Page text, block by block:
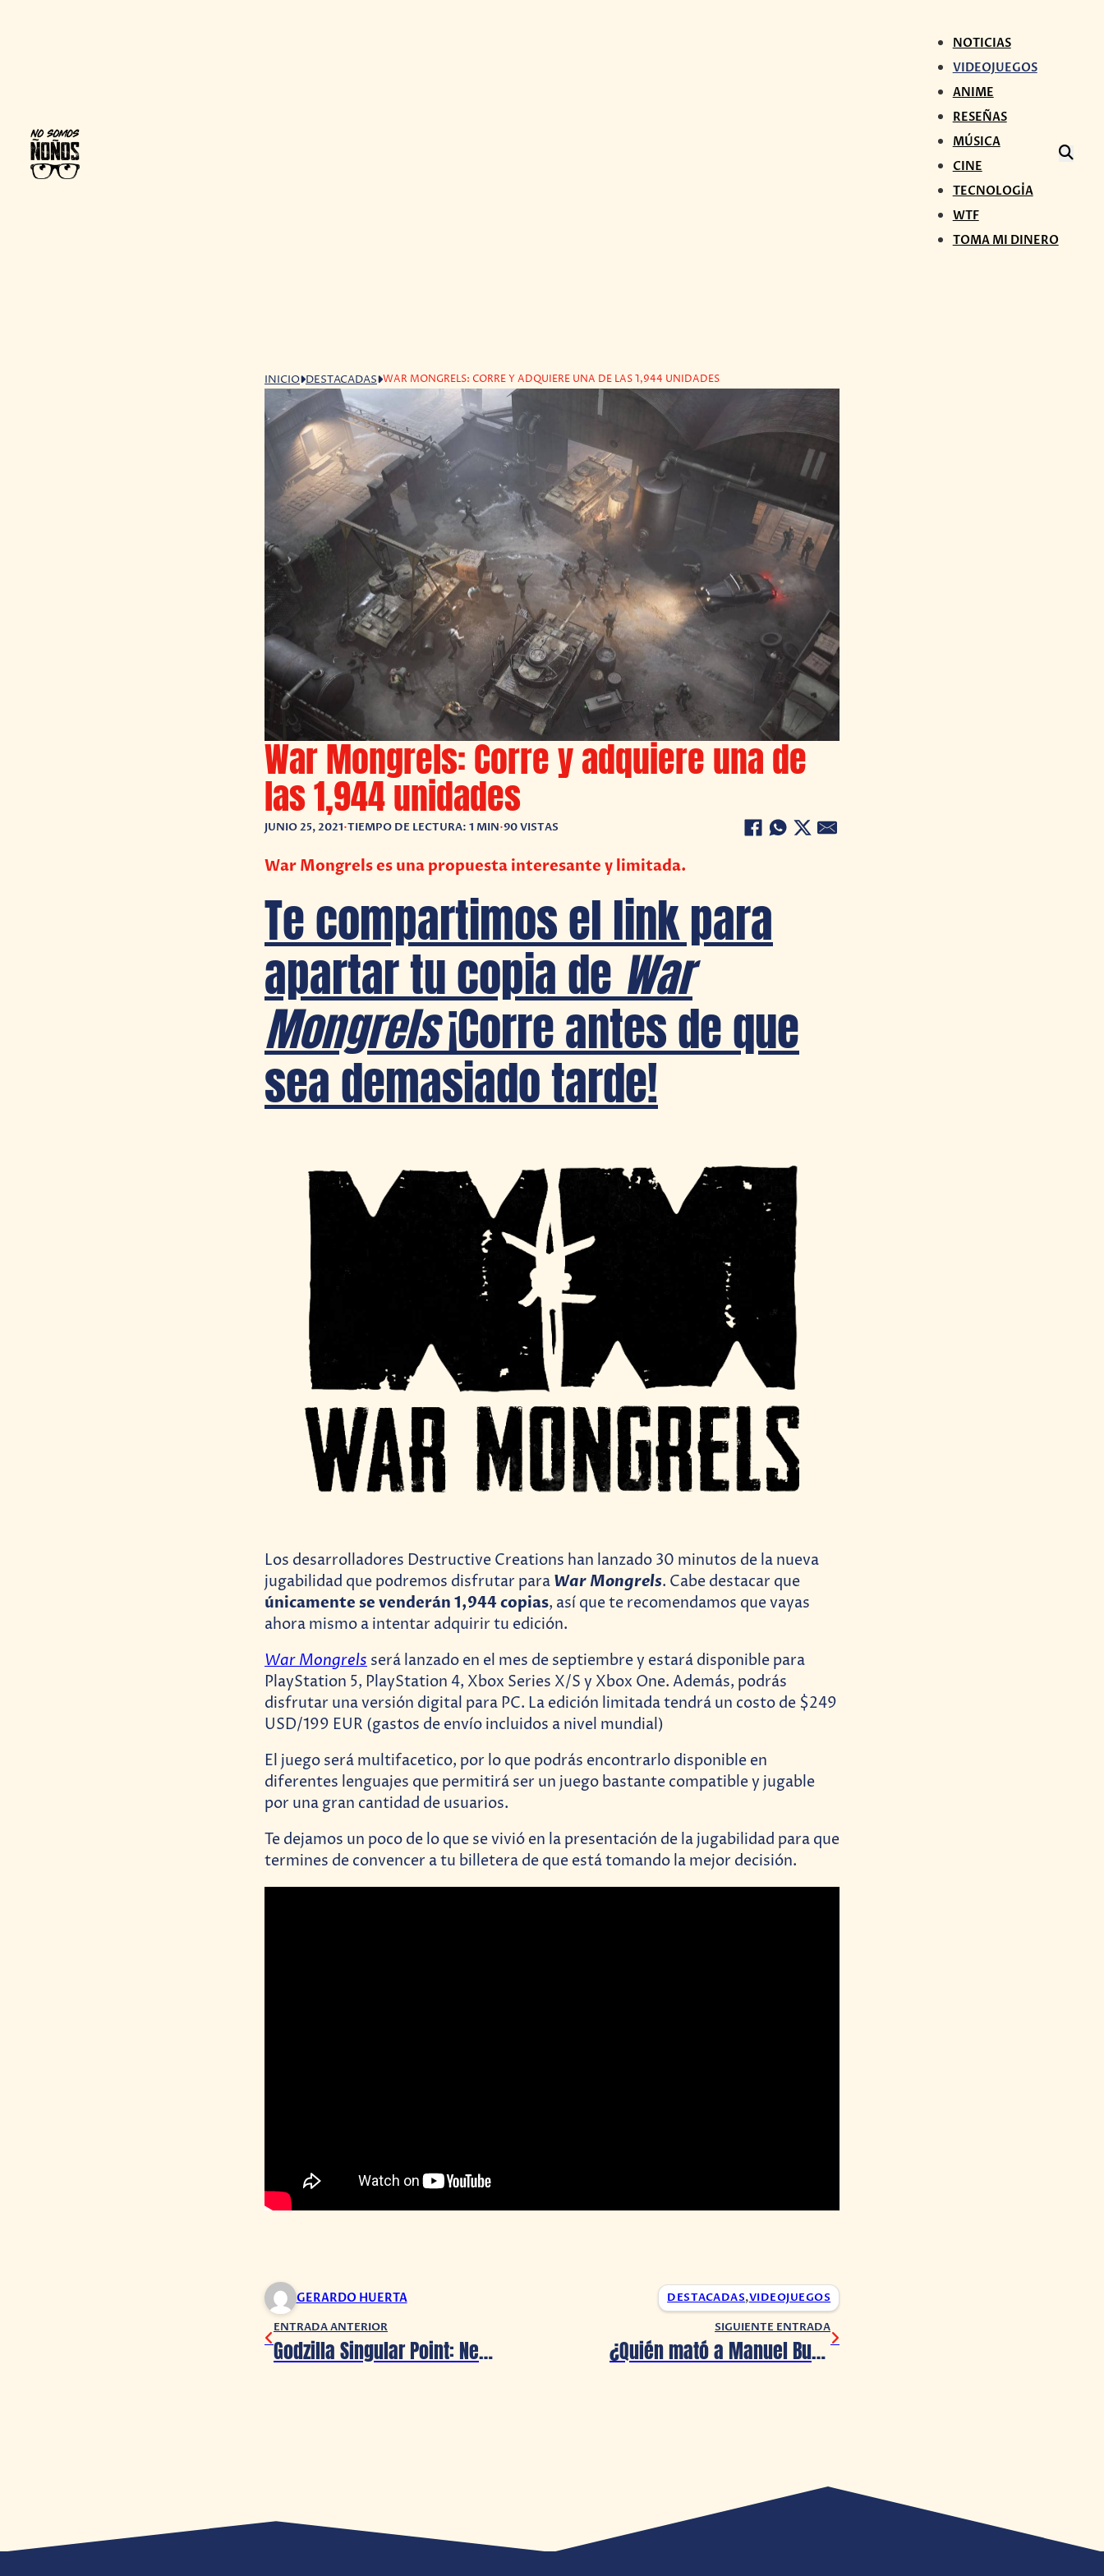
NOTICIAS
VIDEOJUEGOS
ANIME
RESEÑAS
MÚSICA
CINE
TECNOLOGÍA
WTF
TOMA MI DINERO
INICIO DESTACADAS WAR MONGRELS: CORRE Y ADQUIERE UNA DE LAS 1,944 UNIDADES
War Mongrels: Corre y adquiere una de
las 1,944 unidades
JUNIO 25, 2021•TIEMPO DE LECTURA: 1 MIN•90 VISTAS
War Mongrels es una propuesta interesante y limitada.
Te compartimos el link para
apartar tu copia de War
Mongrels¡Corre antes de que
sea demasiado tarde!
Los desarrolladores Destructive Creations han lanzado 30 minutos de la nueva
jugabilidad que podremos disfrutar para War Mongrels. Cabe destacar que
únicamente se venderán 1,944 copias, así que te recomendamos que vayas
ahora mismo a intentar adquirir tu edición.
War Mongrels será lanzado en el mes de septiembre y estará disponible para
PlayStation 5, PlayStation 4, Xbox Series X/S y Xbox One. Además, podrás
disfrutar una versión digital para PC. La edición limitada tendrá un costo de $249
USD/199 EUR (gastos de envío incluidos a nivel mundial)
El juego será multifacetico, por lo que podrás encontrarlo disponible en
diferentes lenguajes que permitirá ser un juego bastante compatible y jugable
por una gran cantidad de usuarios.
Te dejamos un poco de lo que se vivió en la presentación de la jugabilidad para que
termines de convencer a tu billetera de que está tomando la mejor decisión.
GERARDO HUERTA DESTACADAS,VIDEOJUEGOS
ENTRADA ANTERIOR
Godzilla Singular Point: Netflix le da la bienvenida a una nueva aventura de Goji este 2021
SIGUIENTE ENTRADA
¿Quién mató a Manuel Buendía?: Netflix estrena documental sobre un polémico caso